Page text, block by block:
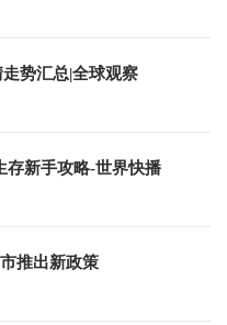
势汇总|全球观察
存新手攻略-世界快播
推出新政策